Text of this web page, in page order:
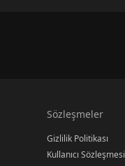
Sözleşmeler
Gizlilik Politikası
Kullanıcı Sözleşmesi